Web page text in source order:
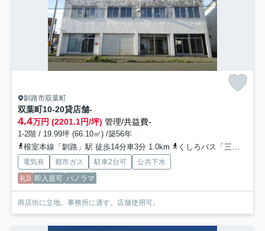
釧路市双葉町
双葉町10-20貸店舗-
4.4万円 (2201.1円/坪) 管理/共益費-
1-2階 / 19.99坪 (66.10㎡) /築56年
根室本線「釧路」駅 徒歩14分車3分 1.0km
くしろバス「三共」バス停下車 徒歩6分
電気有 都市ガス 駐車2台可
公共下水
礼0 即入居可 パノラマ
商店街に立地。事務所に適す。店舗使用可。